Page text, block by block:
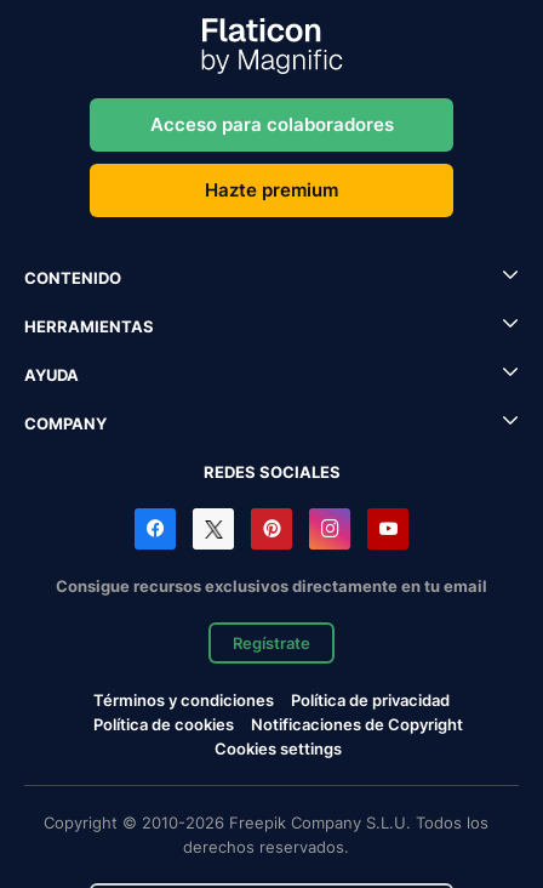
Acceso para colaboradores
Hazte premium
CONTENIDO
HERRAMIENTAS
AYUDA
COMPANY
REDES SOCIALES
Consigue recursos exclusivos directamente en tu email
Regístrate
Términos y condiciones
Política de privacidad
Política de cookies
Notificaciones de Copyright
Cookies settings
Copyright © 2010-2026 Freepik Company S.L.U. Todos los
derechos reservados.